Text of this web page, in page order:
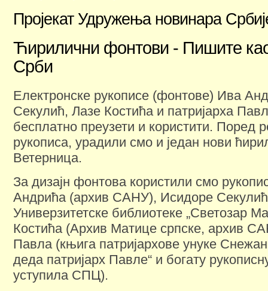
Пројекат Удружења новинара
Ћирилични фонтови - Пишите
Срби
Електронске рукописе (фонтове) Ива
Секулић, Лазе Костића и патријарха
бесплатно преузети и користити. Поред
рукописа, урадили смо и један нови
Ветерница.
За дизајн фонтова користили смо
Андрића (архив САНУ), Исидоре Секулић
Универзитетске библиотеке „Светозар
Костића (Архив Матице српске, архив
Павла (књига патријархове унуке
деда патријарх Павле“ и богату
уступила СПЦ).